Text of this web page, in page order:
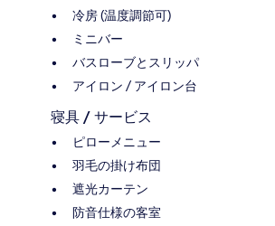
冷房 (温度調節可)
ミニバー
バスローブとスリッパ
アイロン / アイロン台
寝具 / サービス
ピローメニュー
羽毛の掛け布団
遮光カーテン
防音仕様の客室